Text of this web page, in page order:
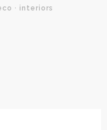
· interiors